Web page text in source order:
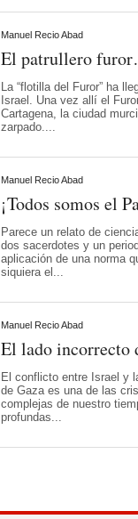
Manuel Recio Abad
El patrullero
La “flotilla del Furor” ha
Israel. Una vez allí el
Cartagena, la ciudad
zarpado....
Manuel Recio Abad
¡Todos somos el
Parece un relato de
dos sacerdotes y un
aplicación de una norma
siquiera el...
Manuel Recio Abad
El lado incorrecto
El conflicto entre Israel y
de Gaza es una de las
complejas de nuestro
profundas...